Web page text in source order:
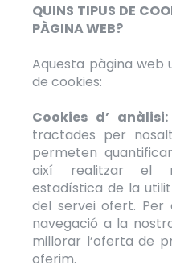
QUINS TIPUS DE
PÀGINA WEB?
Aquesta pàgina web
de cookies:
Cookies d’ anàlisi:
tractades per
permeten
així realitzar el
estadística de la
del servei ofert. Per
navegació a la
millorar l’oferta de
oferim.